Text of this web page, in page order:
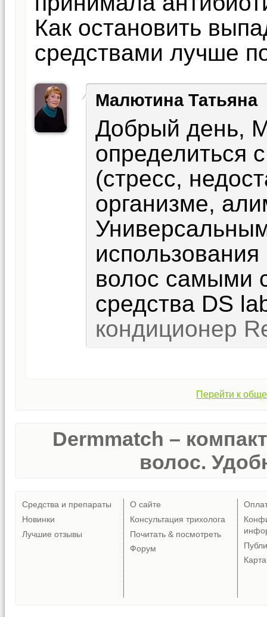
Как остановить
средствами лучше
Малютина Татьяна
Добрый день,
определиться
(стресс,
организме,
волос самыми
средства DS
кондиционер
Перейти к
Dermmatch –
волос.
Средства и препараты
Новинки
Лучшие отзывы
О сайте
Консультация трихолога
Почитать & посмотреть
Форум